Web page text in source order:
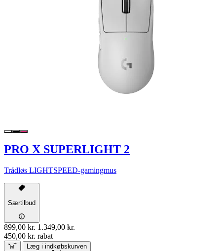
PRO X SUPERLIGHT 2
Trådløs LIGHTSPEED-gamingmus
Særtilbud
899,00 kr. 1.349,00 kr.
450,00 kr. rabat
Læg i indkøbskurven